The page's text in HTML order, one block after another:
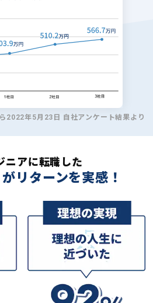
2022年5月23日 自社アンケート結果より
ニアに転職した
リターンを実感！